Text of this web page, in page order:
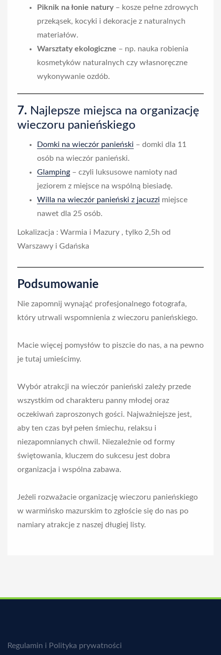
Piknik na łonie natury– kosze pełne zdrowych
przekąsek, kocyki i dekoracje z naturalnych
materiałów.
Warsztaty ekologiczne – np. nauka robienia
kosmetyków naturalnych czy własnoręczne
wykonywanie ozdób.
7. Najlepsze miejsca na organizację
wieczoru panieńskiego
Domki na wieczór panieński – domki dla 11
osób na wieczór panieński.
Glamping – czyli luksusowe namioty nad
jeziorem z miejsce na wspólną biesiadę.
Willa na wieczór panieński z jacuzzi miejsce
nawet dla 25 osób.
Lokalizacja : Warmia i Mazury , tylko 2,5h od
Warszawy i Gdańska
Podsumowanie
Nie zapomnij wynająć profesjonalnego fotografa,
który utrwali wspomnienia z wieczoru panieńskiego.
Macie więcej pomysłów to piszcie do nas, a na pewno
je tutaj umieścimy.
Wybór atrakcji na wieczór panieński zależy przede
wszystkim od charakteru panny młodej oraz
oczekiwań zaproszonych gości. Najważniejsze jest,
aby ten czas był pełen śmiechu, relaksu i
niezapomnianych chwil. Niezależnie od formy
świętowania, kluczem do sukcesu jest dobra
organizacja i wspólna zabawa.
Jeżeli rozważacie organizację wieczoru panieńskiego
w warmińsko mazurskim to zgłoście się do nas po
namiary atrakcje z naszej długiej listy.
Regulamin i Polityka prywatności